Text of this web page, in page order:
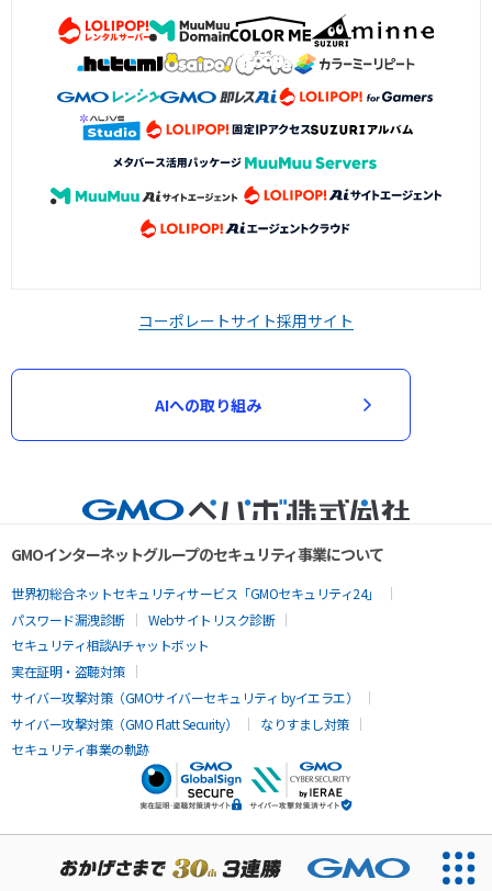
コーポレートサイト採用サイト
AIへの取り組み
GMOインターネットグループのセキュリティ事業について
世界初総合ネットセキュリティサービス「GMOセキュリティ24」
パスワード漏洩診断
Webサイトリスク診断
セキュリティ相談AIチャットボット
実在証明・盗聴対策
サイバー攻撃対策（GMOサイバーセキュリティ byイエラエ）
サイバー攻撃対策（GMO Flatt Security）
なりすまし対策
セキュリティ事業の軌跡